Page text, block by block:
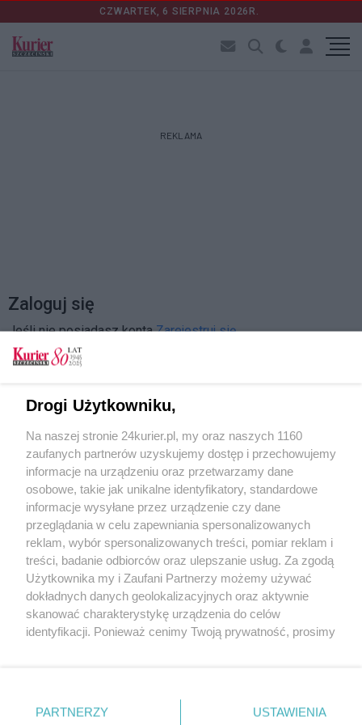
CZWARTEK, 6 SIERPNIA 2026R.
REKLAMA
Zaloguj się
Jeśli nie posiadasz kontaZarejestruj się
Zapamiętać?
Zaloguj
Zapomniałem hasła
Copyright © 2022 Kurier Szczeciński sp. z o.o.
Drogi Użytkowniku,
Na naszej stronie 24kurier.pl, my oraz naszych 1160
zaufanych partnerów uzyskujemy dostęp i przechowujemy
informacje na urządzeniu oraz przetwarzamy dane
osobowe, takie jak unikalne identyfikatory, standardowe
informacje wysyłane przez urządzenie czy dane
przeglądania w celu zapewniania spersonalizowanych
reklam, wybór spersonalizowanych treści, pomiar reklam i
treści, badanie odbiorców oraz ulepszanie usług. Za zgodą
Użytkownika my i Zaufani Partnerzy możemy używać
dokładnych danych geolokalizacyjnych oraz aktywnie
skanować charakterystykę urządzenia do celów
identyfikacji. Ponieważ cenimy Twoją prywatność, prosimy
prywatności znajdujący się w lewym dolnym rogu strony
. Niektóre rodzaje przetwarzania danych nie wymagają
PARTNERZY USTAWIENIA